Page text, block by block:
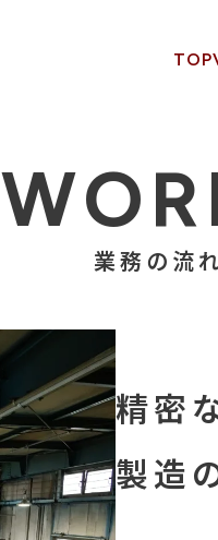
TOP
業務の流れ
精密
製造